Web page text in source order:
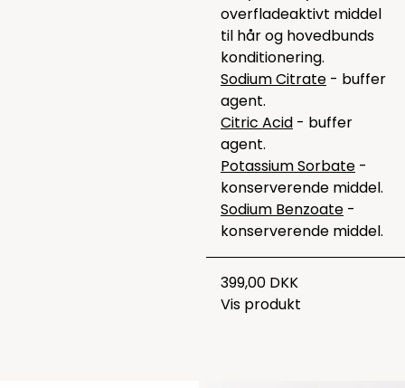
overfladeaktivt middel
til hår og hovedbunds
konditionering.
Sodium Citrate - buffer
agent.
Citric Acid - buffer
agent.
Potassium Sorbate -
konserverende middel.
Sodium Benzoate -
konserverende middel.
399,00 DKK
Vis produkt